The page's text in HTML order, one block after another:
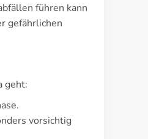
führen kann
gefährlichen
geht:
vorsichtig